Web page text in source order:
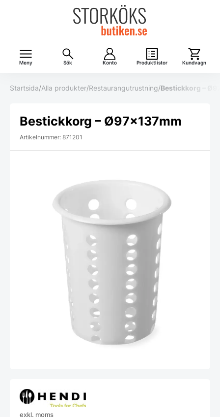
Meny Sök Konto Produktlistor Kundvagn
Startsida/Alla produkter/Restaurangutrustning/Bestickkorg –
Bestickkorg – Ø97x137mm
Artikelnummer: 871201
exkl. moms